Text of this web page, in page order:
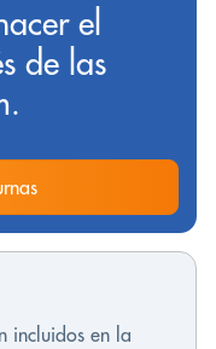
el
de las
incluidos en la